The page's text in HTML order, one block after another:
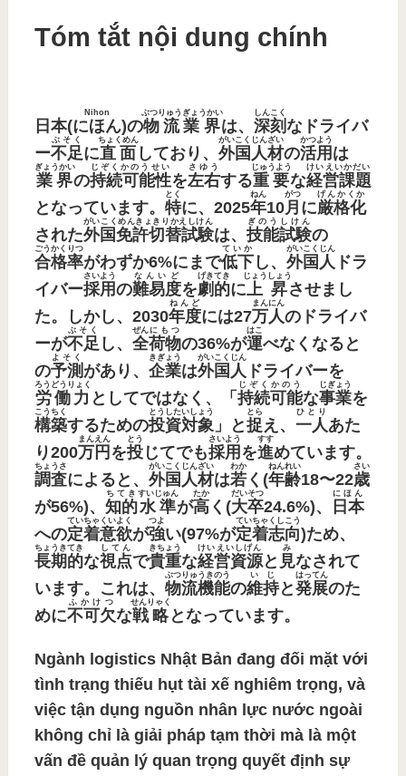
Tóm tắt nội dung chính
日本(にほん
Nihon
)の物流業界
ぶつりゅうぎょうかい
は、 深刻
しんこく
なドライバ
ー不足
ぶそく
に直面
ちょくめん
しており、 外国人材
がいこくじんざい
の活用
かつよう
は
業界
ぎょうかい
の持続可能性
じぞくかのうせい
を左右
さゆう
する重要
じゅうよう
な経営課題
けいえいかだい
となっています。 特
とく
に、2025年
ねん
10月
がつ
に厳格化
げんかくか
された外国免許切替試験
がいこくめんきょきりかえしけん
は、 技能試験
ぎのうしけん
の
合格率
ごうかくりつ
がわずか6%にまで低下
ていか
し、 外国人
がいこくじん
ドラ
イバー採用
さいよう
の難易度
なんいど
を劇的
げきてき
に上昇
じょうしょう
させまし
た。しかし、2030年度
ねんど
には27万人
まんにん
のドライバ
ーが不足
ぶそく
し、 全
ぜん
荷物
にもつ
の36%が運
はこ
べなくなると
の予測
よそく
があり、 企業
きぎょう
は外国人
がいこくじん
ドライバーを
労働力
ろうどうりょく
としてではなく、「 持続可能
じぞくかのう
な事業
じぎょう
を
構築
こうちく
するための投資対象
とうしたいしょう
」と捉
とら
え、 一人
ひとり
あた
り200万円
まんえん
を投
とう
じてでも採用
さいよう
を進
すす
めています。
調査
ちょうさ
によると、 外国人材
がいこくじんざい
は若
わか
く(年齢
ねんれい
18〜22歳
さい
が56%)、 知的
ちてき
水準
すいじゅん
が高
たか
く(大卒
だいそつ
24.6%)、 日本
にほん
への定着意欲
ていちゃくいよく
が強
つよ
い(97%が定着志向
ていちゃくしこう
)ため、
長期
ちょうき
的
てき
な視点
してん
で貴重
きちょう
な経営資源
けいえいしげん
と 見
み
なされて
います。これは、 物流機能
ぶつりゅうきのう
の維持
いじ
と発展
はってん
のた
めに不可欠
ふかけつ
な戦略
せんりゃく
となっています。
Ngành logistics Nhật Bản đang đối mặt với
tình trạng thiếu hụt tài xế nghiêm trọng, và
việc tận dụng nguồn nhân lực nước ngoài
không chỉ là giải pháp tạm thời mà là một
vấn đề quản lý quan trọng quyết định sự